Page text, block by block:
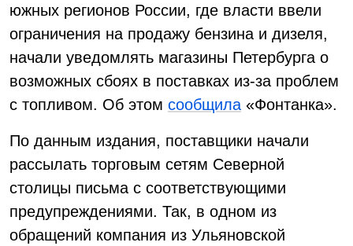
южных регионов России, где власти ввели
ограничения на продажу бензина и дизеля,
начали уведомлять магазины Петербурга о
возможных сбоях в поставках из-за проблем
с топливом. Об этом сообщила «Фонтанка».
По данным издания, поставщики начали
рассылать торговым сетям Северной
столицы письма с соответствующими
предупреждениями. Так, в одном из
обращений компания из Ульяновской